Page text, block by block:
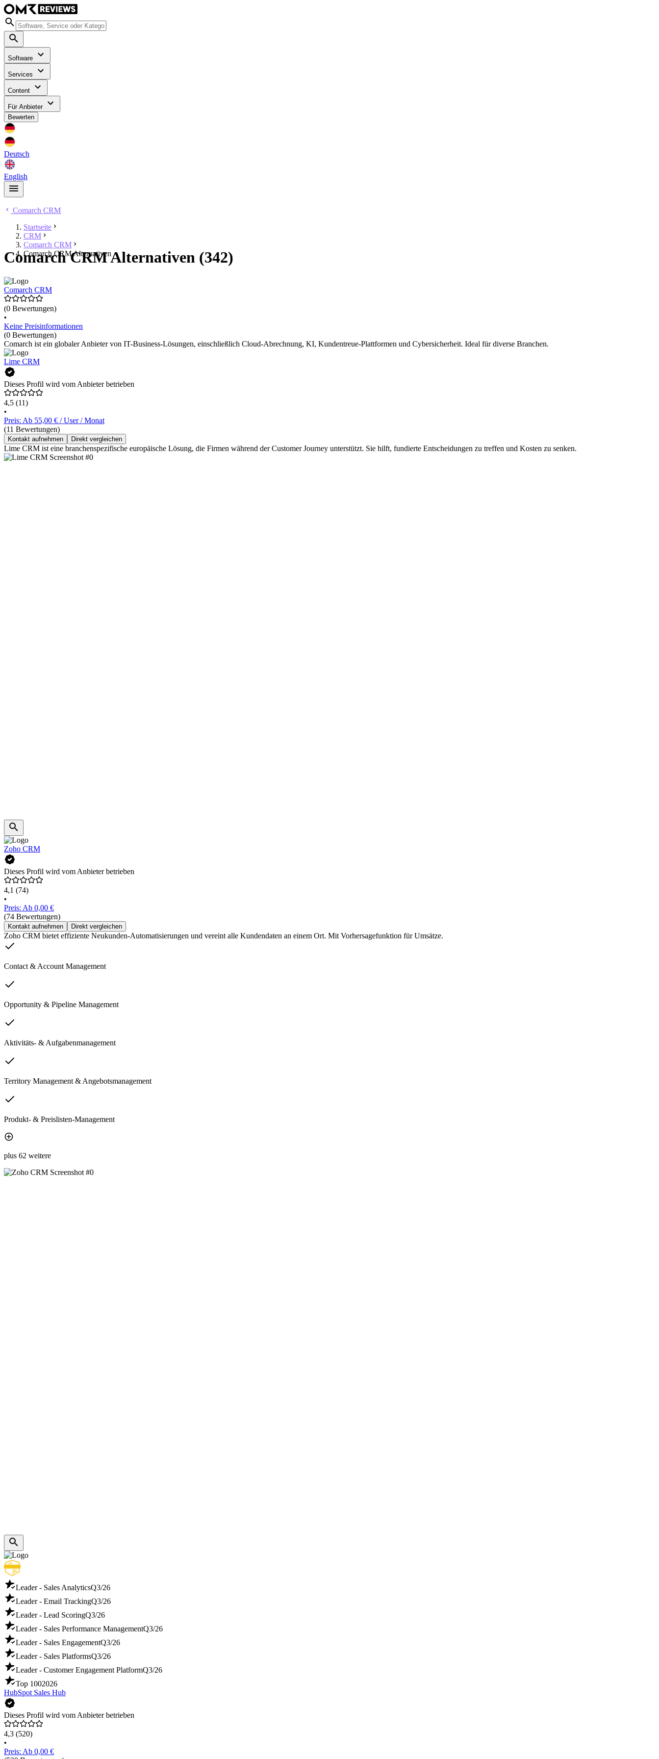
Software
Services
Content
Für Anbieter
Bewerten
Deutsch
English
Comarch CRM
Startseite
CRM
Comarch CRM
Comarch CRM Alternativen
Comarch CRM Alternativen (342)
Comarch CRM
(0 Bewertungen)
•
Keine Preisinformationen
(0 Bewertungen)
Comarch ist ein globaler Anbieter von IT-Business-Lösungen, einschließlich Cloud-Abrechnung, KI, Kundentreue-Plattformen und Cybersicherheit. Ideal für diverse Branchen.
Lime CRM
Dieses Profil wird vom Anbieter betrieben
4,5 (11)
•
Preis: Ab 55,00 € / User / Monat
(11 Bewertungen)
Kontakt aufnehmen Direkt vergleichen
Lime CRM ist eine branchenspezifische europäische Lösung, die Firmen während der Customer Journey unterstützt. Sie hilft, fundierte Entscheidungen zu treffen und Kosten zu senken.
Zoho CRM
Dieses Profil wird vom Anbieter betrieben
4,1 (74)
•
Preis: Ab 0,00 €
(74 Bewertungen)
Kontakt aufnehmen Direkt vergleichen
Zoho CRM bietet effiziente Neukunden-Automatisierungen und vereint alle Kundendaten an einem Ort. Mit Vorhersagefunktion für Umsätze.
Contact & Account Management
Opportunity & Pipeline Management
Aktivitäts- & Aufgabenmanagement
Territory Management & Angebotsmanagement
Produkt- & Preislisten-Management
plus 62 weitere
Leader - Sales AnalyticsQ3/26
Leader - Email TrackingQ3/26
Leader - Lead ScoringQ3/26
Leader - Sales Performance ManagementQ3/26
Leader - Sales EngagementQ3/26
Leader - Sales PlatformsQ3/26
Leader - Customer Engagement PlatformQ3/26
Top 1002026
HubSpot Sales Hub
Dieses Profil wird vom Anbieter betrieben
4,3 (520)
•
Preis: Ab 0,00 €